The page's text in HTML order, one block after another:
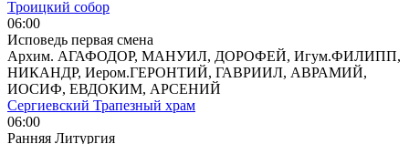
Троицкий собор
06:00
Исповедь первая смена
Архим. АГАФОДОР, МАНУИЛ, ДОРОФЕЙ, Игум.ФИЛИПП,
НИКАНДР, Иером.ГЕРОНТИЙ, ГАВРИИЛ, АВРАМИЙ,
ИОСИФ, ЕВДОКИМ, АРСЕНИЙ
Сергиевский Трапезный храм
06:00
Ранняя Литургия